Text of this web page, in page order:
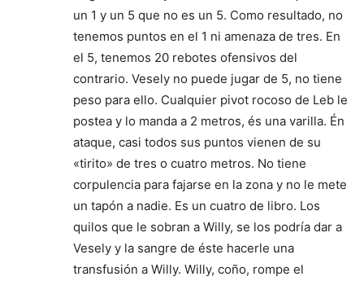
un 1 y un 5 que no es un 5. Como resultado, no
tenemos puntos en el 1 ni amenaza de tres. En
el 5, tenemos 20 rebotes ofensivos del
contrario. Vesely no puede jugar de 5, no tiene
peso para ello. Cualquier pivot rocoso de Leb le
postea y lo manda a 2 metros, és una varilla. Én
ataque, casi todos sus puntos vienen de su
«tirito» de tres o cuatro metros. No tiene
corpulencia para fajarse en la zona y no le mete
un tapón a nadie. Es un cuatro de libro. Los
quilos que le sobran a Willy, se los podría dar a
Vesely y la sangre de éste hacerle una
transfusión a Willy. Willy, coño, rompe el